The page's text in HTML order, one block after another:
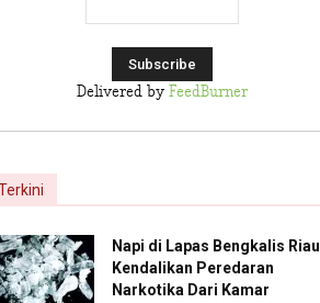
Delivered by FeedBurner
Napi di Lapas Bengkalis Riau
Kendalikan Peredaran
Narkotika Dari Kamar